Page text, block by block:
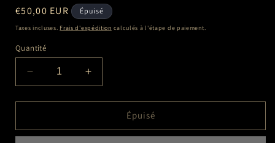
Prix
habituel
€50,00 EUR Épuisé
Taxes incluses. Frais d'expédition calculés à l'étape de paiement.
Quantité
Réduire
la
quantité
Kyle
Augmenter
la
quantité
Kyle
Épuisé